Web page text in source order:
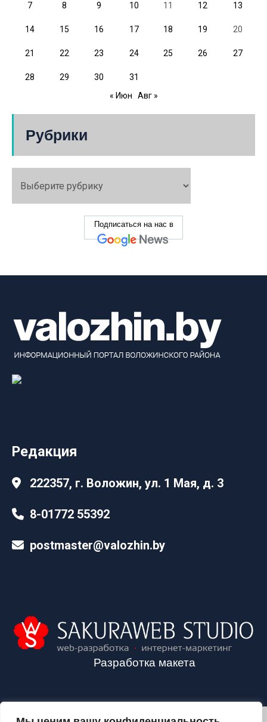
7 8 9 10 11 12 13
14 15 16 17 18 19 20
21 22 23 24 25 26 27
28 29 30
31
« Июн
Авг »
Рубрики
Подписаться на нас в
Редакция
222357, г. Воложин, ул. 1 Мая, д. 3
8-01772 55392
postmaster@valozhin.by
Разработка макета